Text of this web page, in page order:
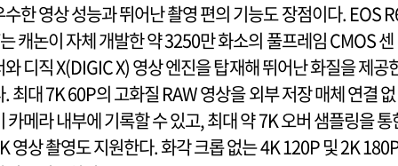
수한 영상 성능과 뛰어난 촬영 편의 기능도 장점이다. EOS
캐논이 자체 개발한 약 3250만 화소의 풀프레임 CMOS 센
와 디직 X(DIGIC X) 영상 엔진을 탑재해 뛰어난 화질을 제공
. 최대 7K 60P의 고화질 RAW 영상을 외부 저장 매체 연결 없
카메라 내부에 기록할 수 있고, 최대 약 7K 오버 샘플링을 통
영상 촬영도 지원한다. 화각 크롭 없는 4K 120P 및 2K